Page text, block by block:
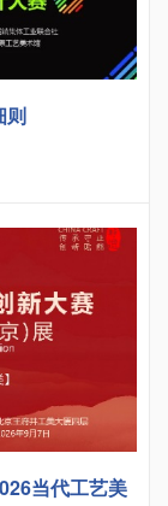
则
当代工艺美